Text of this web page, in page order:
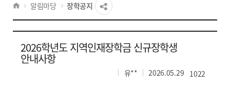
알림마당 장학공지
2026학년도 지역인재장학금 신규장학생
안내사항
유** 2026.05.29 1022